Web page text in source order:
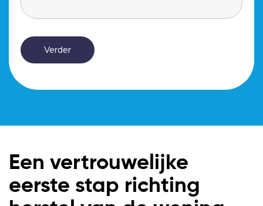
Verder
Een vertrouwelijke
eerste stap richting